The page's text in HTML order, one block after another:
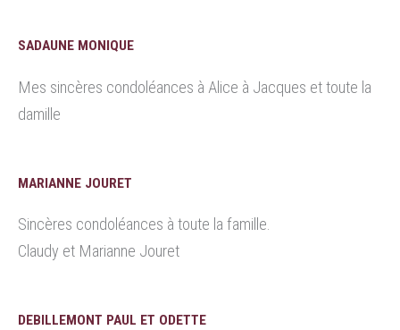
SADAUNE MONIQUE
Mes sincères condoléances à Alice à Jacques et toute la
damille
MARIANNE JOURET
Sincères condoléances à toute la famille.
Claudy et Marianne Jouret
DEBILLEMONT PAUL ET ODETTE